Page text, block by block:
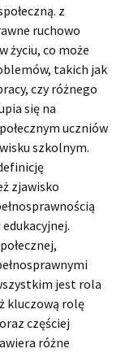
z
ruchowo
życiu, co może
takich jak
czy różnego
się na
uczniów
szkolnym.
zjawisko
jest rola
kluczową rolę
częściej
różne